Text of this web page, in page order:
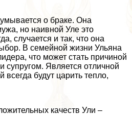
о бpaке. Она
но наивной Уле это
случается и так, что она
В семейной жизни Ульяна
что может стать причиной
супругом. Является отличной
всегда будут царить тепло,
качеств Ули –